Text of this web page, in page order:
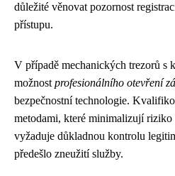
důležité věnovat pozornost
přístupu.
V případě mechanických trezorů s
možnost profesionálního otevření
bezpečnostní technologie.
metodami, které minimalizují riziko
vyžaduje důkladnou kontrolu
předešlo zneužití služby.